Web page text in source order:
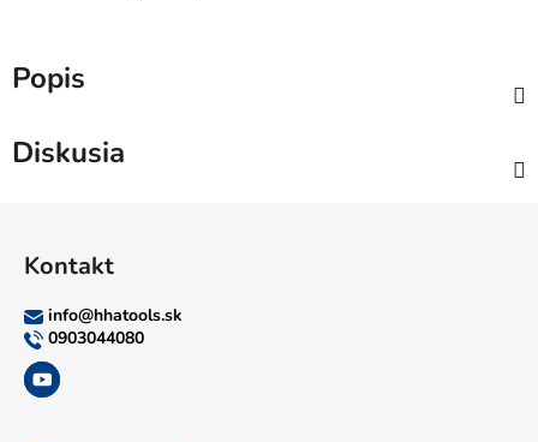
Popis
Diskusia
Kontakt
info@hhatools.sk
0903044080